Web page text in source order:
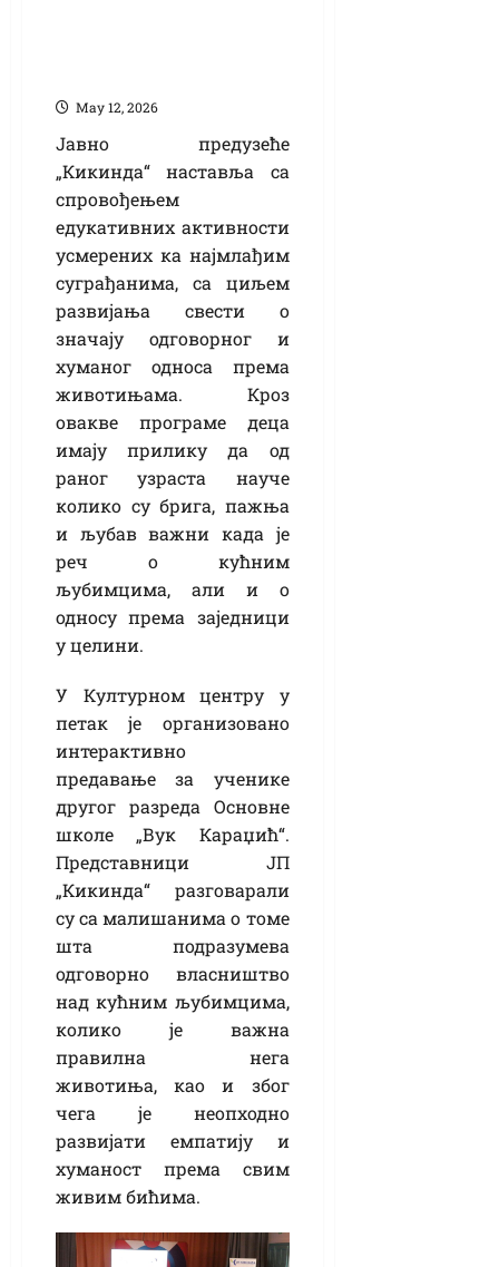
Маy 12, 2026
Јавно предузеће
„Кикинда“ наставља са
спровођењем
едукативних активности
усмерених ка најмлађим
суграђанима, са циљем
развијања свести о
значају одговорног и
хуманог односа према
животињама. Кроз
овакве програме деца
имају прилику да од
раног узраста науче
колико су брига, пажња
и љубав важни када је
реч о кућним
љубимцима, али и о
односу према заједници
у целини.
У Културном центру у
петак је организовано
интерактивно
предавање за ученике
другог разреда Основне
школе „Вук Караџић“.
Представници ЈП
„Кикинда“ разговарали
су са малишанима о томе
шта подразумева
одговорно власништво
над кућним љубимцима,
колико је важна
правилна нега
животиња, као и због
чега је неопходно
развијати емпатију и
хуманост према свим
живим бићима.